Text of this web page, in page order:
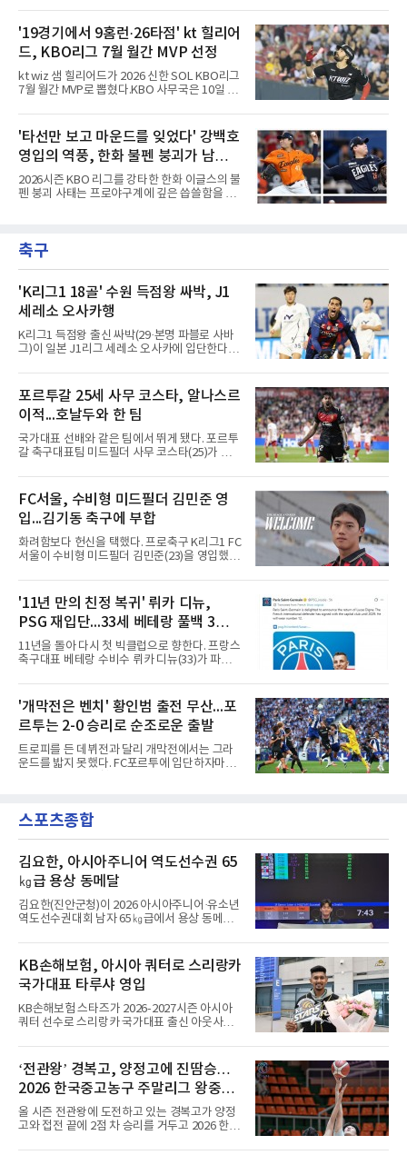
자연스럽고 당연하게 '그의 다음 몸값'으로 향하
고 있다. 역대급 외야수
해 실전 감각을 끌어올리며 국내 팬들과 구단 관
계자들의 이목을 집중시키고 있다. 메이저리그
통산 67홈런이라는 화려한 경력을 지닌 그가 과
연 다가오는 신인 드래프트에서 어떤 팀의 지명
을 받을지를 두고 야구계의 시선이 엇갈리고 있
는 형국이다.'윈 나우' 기조의 구단들 입장에서는
최지만의 가치가 매력적으로 다가올 수밖에 없
터뜨릴 수 있는 파괴력은 즉시 전력감 부재에 시
달리는 팀들에게 단비 같은
'19경기에서 9홈런·26타점' kt 힐리어
드, KBO리그 7월 월간 MVP 선정
kt wiz 샘 힐리어드가 2026 신한 SOL KBO리그
7월 월간 MVP로 뽑혔다.KBO 사무국은 10일 힐
투표 42만8천888표 중 7만702표(16.5%)를 얻
어 총점 39.67점을 기록했다고 발표했다. 팬 투
표에서 22만8천406표를 얻은 삼성 라이온즈 김
지찬(29.48점)을 제쳤다.올 시즌 KBO리그에 데
뷔한 힐리어드는 7월 19경기에서 9홈런, 26타
점, 장타율 0.743으로 세 부문 단독 1위에 올랐
고 타율 0.365, 출루율 0.413을 기록했다. 지난
며, 5월에 세운 월간 8홈런도 넘어섰다.kt 외국
인 타자의 월간 MVP 수상은 2020년 6월 멜
'타선만 보고 마운드를 잊었다' 강백호
영입의 역풍, 한화 불펜 붕괴가 남긴
뼈아픈 교훈...김범수, 한승혁, 김서
현, 정우주, 어디에?
2026시즌 KBO 리그를 강타한 한화 이글스의 불
펜 붕괴 사태는 프로야구계에 깊은 씁쓸함을 남
뒤에 가려져 있던 투수진의 민낯이 고스란히 드
러난 셈이다.이번 참사의 도화선은 헐거워진 마
화는 최대 100억 원을 투자해 거물 타자 강백호
를 전격 영입하며 타선의 파괴력을 극대화했다.
그러나 대형 타자 수혈의 환호 속에서 마운드의
실속을 채우는 작업은 뒷전으로 밀려났다. 결과
적으로 FA 자격으로 팀을 떠난 김범수는 KIA 타
이거즈로 유니폼을 갈아입
축구
'K리그1 18골' 수원 득점왕 싸박, J1
세레소 오사카행
K리그1 득점왕 출신 싸박(29·본명 파블로 사바
그)이 일본 J1리그 세레소 오사카에 입단한다.세
아버지와 팔레스타인인 어머니 사이에서 콜롬비
아 바랑키야에서 태어난 그는 콜롬비아·시리아
국적을 갖고 있다.190㎝ 신장을 활용한 플레이
가 강점인 싸박은 데포르티보 칼리에서 데뷔해
톤델라(포르투갈), 뉴웰스 올드 보이스(아르헨
티나)를 거쳐 2025년 수원FC에 합류했다. 지난
해 플레이오프 2경기(1골)를 포함해 리그 36경
해는 리비아 1부 알아흘리 트리폴리에서 뛰었
다. 2024년부터 시리아 국가대표로
포르투갈 25세 사무 코스타, 알나스르
이적...호날두와 한 팀
국가대표 선배와 같은 팀에서 뛰게 됐다. 포르투
갈 축구대표팀 미드필더 사무 코스타(25)가 사
스티아누 호날두와 함께한다.사우디 프로리그
디펜딩 챔피언 알나스르는 9일(현지시간) 스페
인 라리가 마요르카에서 코스타를 영입했다고
발표했다. 구단은 사회관계망서비스(SNS)에 여
정이 시작된다며, 전투에서 승리한 기사가 갑옷
을 벗자 팀 유니폼을 입은 코스타가 나타나는 영
상을 함께 올렸다. 마요르카도 이적 합의를 알리
서 프로에 데뷔한 2000년생 수비형 미드필더인
그는 UD 알메리아(스페인)를 거
FC서울, 수비형 미드필더 김민준 영
입...김기동 축구에 부합
화려함보다 헌신을 택했다. 프로축구 K리그1 FC
서울이 수비형 미드필더 김민준(23)을 영입했다
은 대학 무대를 지나 최근 K4리그 서산 파이오니
아FC에서 뛰었다. 180㎝의 신장을 갖춘 그에 대
해 서울 구단은 활동량과 기동력, 중원에서 공수
균형을 잡아주는 플레이가 강점이라고 설명했
다.영입 배경은 감독의 축구 색깔과 맞닿아 있다.
서울은 화려하지 않아도 끊임없이 움직이며 팀
에 헌신하는 김민준의 플레이를 높이 샀다. 많은
니라 성장 가능성까지 고려해 영입을 결정했다.
효과도 기대된다. K리그1
'11년 만의 친정 복귀' 뤼카 디뉴,
PSG 재입단...33세 베테랑 풀백 3년
계약
11년을 돌아 다시 첫 빅클럽으로 향한다. 프랑스
축구대표 베테랑 수비수 뤼카 디뉴(33)가 파리
10일(한국시간) 애스턴 빌라(잉글랜드)에서 뛰
어온 디뉴를 재영입했다고 발표했다. 계약 기간
은 2029년까지 3년이며, 등번호는 12번이다. 구
체적인 이적료는 공개되지 않았으나 영국 BBC
는 PSG가 왼쪽 풀백 디뉴의 바이아웃인 850만
파운드(약 162억원)를 애스턴 빌라에 지불하기
로 했다고 전했다.돌아오는 길은 길었다. 프랑스
프랑스컵 1회, 리그컵 2회 우승 등을 경험했다.
이후 AS로마 임대와 바르셀로나(스페
'개막전은 벤치' 황인범 출전 무산...포
르투는 2-0 승리로 순조로운 출발
트로피를 든 데뷔전과 달리 개막전에서는 그라
운드를 밟지 못했다. FC포르투에 입단하자마자
이스타디우 두 드라강에서 열린 알베르카와의
2026-2027 포르투갈 프리메이라리가 1라운드
킥에서 나왔다. 전반 9분 안드레 실바가 상대 골
키퍼의 반칙으로 얻은 페널티킥을 직접 성공시
켰고, 전반 44분에는 가브리 베이가가 또 한 번
의 페널티킥을 침착하게 마무리했다.이로써 지
난 시즌 챔피언 포르투는 리그 2연패이자 통산
32번째 우승을 향한 첫발을 기분 좋
스포츠종합
김요한, 아시아주니어 역도선수권 65
㎏급 용상 동메달
김요한(진안군청)이 2026 아시아주니어·유소년
역도선수권대회 남자 65㎏급에서 용상 동메달
탄 타슈켄트에서 열린 경기에서 용상 156㎏으
로 3위에 올랐다. 인상은 123㎏으로 8위였고, 합
계 279㎏을 기록해 종합 5위로 대회를 마쳤다.
우승은 인상 134㎏, 용상 157㎏, 합계 291㎏으
로 세 부문을 석권한 베트남의 호앙 상 탁이 차지
했다. 인도의 마하라잔 아루무가판디안이 합계
285㎏(인상 128㎏·용상 157㎏)으로 2위, 카자
KB손해보험, 아시아 쿼터로 스리랑카
국가대표 타루샤 영입
KB손해보험 스타즈가 2026-2027시즌 아시아
쿼터 선수로 스리랑카 국가대표 출신 아웃사이
입했다.타루샤는 국가대표팀 일정을 마치고 10
일 인천국제공항으로 입국했다. 스리랑카 대표
팀 주전 공격수인 그는 195㎝ 신장과 탄력을 바
탕으로 높은 스파이크 타점과 블로킹 능력을 갖
췄다는 평가를 받는다. 지난 7월 파키스탄에서
열린 CAVA 챔피언스컵에서는 팀을 3위로 이끌
며 베스트 윙 스파이커상을 받았다.구단 관계자
‘전관왕’ 경복고, 양정고에 진땀승…
2026 한국중고농구 주말리그 왕중왕
전 8강 진출
올 시즌 전관왕에 도전하고 있는 경복고가 양정
고와 접전 끝에 2점 차 승리를 거두고 2026 한국